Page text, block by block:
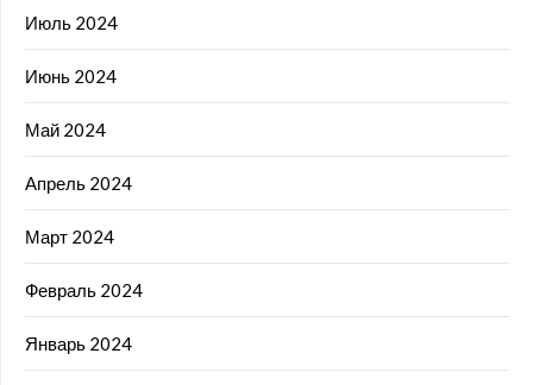
Июль 2024
Июнь 2024
Май 2024
Апрель 2024
Март 2024
Февраль 2024
Январь 2024